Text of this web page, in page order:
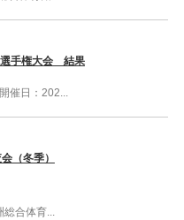
手権大会 結果
催日：202...
（冬季）
総合体育...